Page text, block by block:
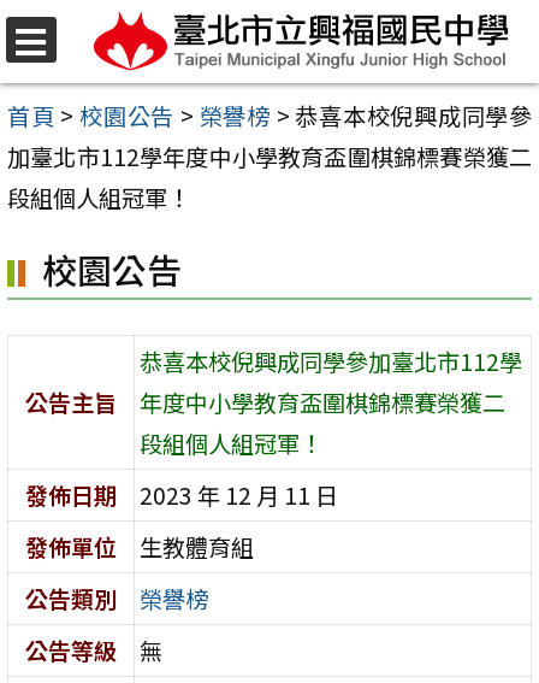
選
單
跳
至
主
要
內
區
首頁 > 校園公告 > 榮譽榜 >恭喜本校倪興成同學參
加臺北市112學年度中小學教育盃圍棋錦標賽榮獲二
段組個人組冠軍！
校園公告
公告主旨
恭喜本校倪興成同學參加臺北市112學
年度中小學教育盃圍棋錦標賽榮獲二
段組個人組冠軍！
發佈日期
2023 年 12 月 11 日
發佈單位
生教體育組
公告類別
榮譽榜
公告等級
無